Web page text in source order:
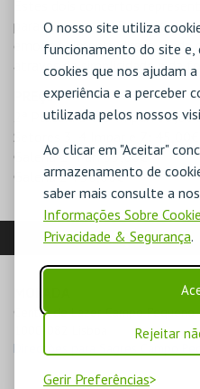
O nosso site utiliza
funcionamento do site e,
cookies que nos ajudam
experiência e a perceber
utilizada pelos nossos
Ao clicar em "Aceitar"
armazenamento de
saber mais consulte a
Informações Sobre
Privacidade & Segurança.
Rejeitar
Gerir Preferências
para reencontrar Rui Veloso
emocionalmente direto, onde
através da simplicidade e da
PREÇOS
2ª Plateia B e D Impar: 55,00€
Setores 3, 4 Impar e 7: 45,00€
Galeria 1ª Par: 35,00€
Galeria 2ª: 30,00€
LOCALIZAÇÃO
Centro de Lazer Campo Pequeno
Direcções para Sagres Campo